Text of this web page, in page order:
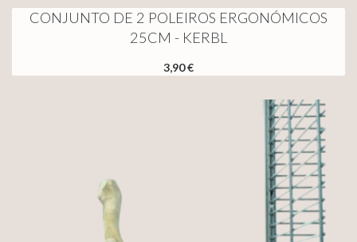
CONJUNTO DE 2 POLEIROS ERGONÓMICOS
25CM - KERBL
3,90 €